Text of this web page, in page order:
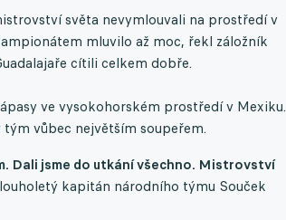
světa nevymlouvali na prostředí v
mluvilo až moc, řekl záložník
cítili celkem dobře.
ve vysokohorském prostředí v Mexiku.
vůbec největším soupeřem.
Dali jsme do utkání všechno. Mistrovství
kapitán národního týmu Souček